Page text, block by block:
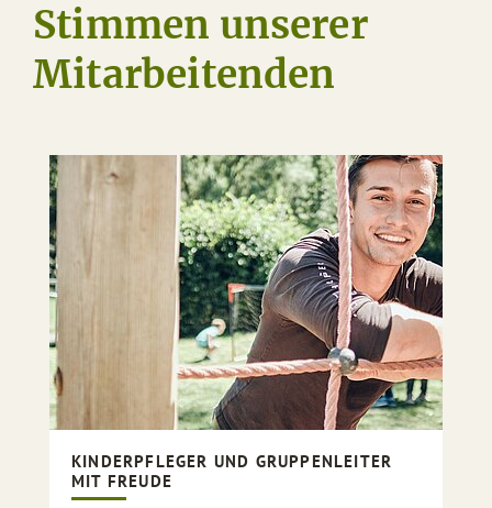
Stimmen unserer
Mitarbeitenden
KINDERPFLEGER UND GRUPPENLEITER
MIT FREUDE